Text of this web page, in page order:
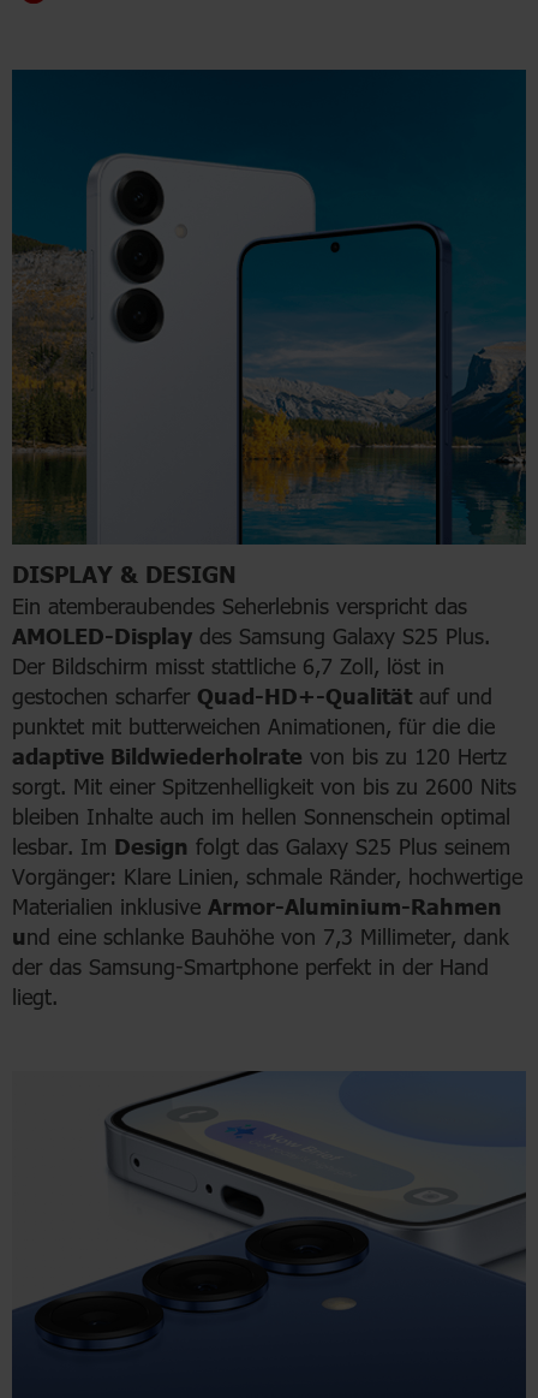
DISPLAY & DESIGN
Ein atemberaubendes Seherlebnis verspricht das
AMOLED-Display des Samsung Galaxy S25 Plus.
Der Bildschirm misst stattliche 6,7 Zoll, löst in
gestochen scharfer Quad-HD+-Qualität auf und
punktet mit butterweichen Animationen, für die die
adaptive Bildwiederholrate von bis zu 120 Hertz
sorgt. Mit einer Spitzenhelligkeit von bis zu 2600 Nits
bleiben Inhalte auch im hellen Sonnenschein optimal
lesbar. Im Design folgt das Galaxy S25 Plus seinem
Vorgänger: Klare Linien, schmale Ränder, hochwertige
Materialien inklusive Armor-Aluminium-Rahmen
und eine schlanke Bauhöhe von 7,3 Millimeter, dank
der das Samsung-Smartphone perfekt in der Hand
liegt.